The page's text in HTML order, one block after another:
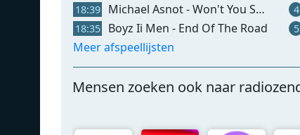
18:39 Michael Asnot - Won't You Stay
18:35
Boyz Ii Men - End Of The Road
Meer afspeellijsten
4
5
Mensen zoeken ook naar